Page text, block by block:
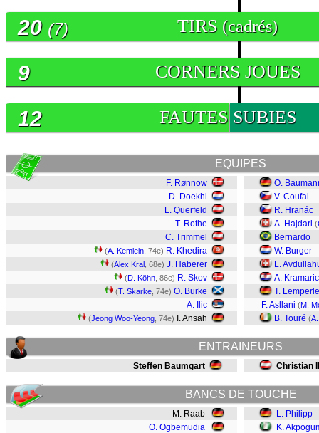
TIRS (cadrés)
20 (7)
CORNERS JOUES
9
FAUTES SUBIES
12
EQUIPES
F. Rønnow
D. Doekhi
L. Querfeld
T. Rothe
C. Trimmel
(A. Kemlein , 74e) R. Khedira
(Alex Kral , 68e) J. Haberer
(D. Köhn , 86e) R. Skov
(T. Skarke , 74e) O. Burke
A. Ilic
(Jeong Woo-Yeong , 74e) I. Ansah
O.
V. Coufal
R. Hranác
A. Hajdari (
Bernardo
W. Burger
L.
A. Kramaric
T. Lemperle
F. Asllani (M.
B. Touré (
ENTRAINEURS
Steffen Baumgart Christian
BANCS DE TOUCHE
M. Raab
O. Ogbemudia
L. Philipp
K.